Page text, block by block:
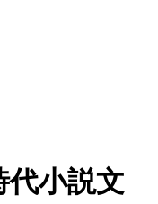
代小説文